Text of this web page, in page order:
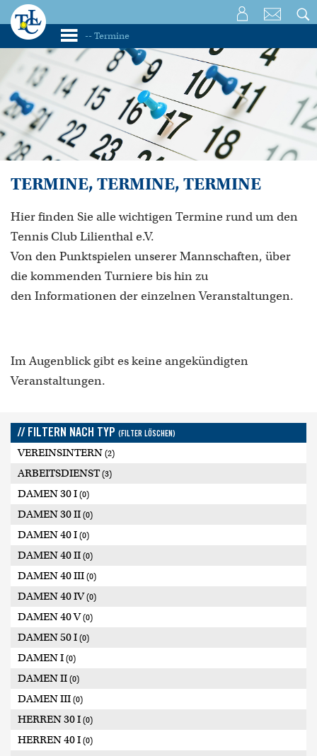
TERMINE, TERMINE, TERMINE
Hier finden Sie alle wichtigen Termine rund um den
Tennis Club Lilienthal e.V.
Von den Punktspielen unserer Mannschaften, über
die kommenden Turniere bis hin zu
den Informationen der einzelnen Veranstaltungen.
Im Augenblick gibt es keine angekündigten
Veranstaltungen.
// FILTERN NACH TYP (FILTER LÖSCHEN)
VEREINSINTERN (2)
ARBEITSDIENST(3)
DAMEN 30 I (0)
DAMEN 30 II (0)
DAMEN 40 I (0)
DAMEN 40 II (0)
DAMEN 40 III (0)
DAMEN 40 IV(0)
DAMEN 40 V(0)
DAMEN 50 I (0)
DAMEN I (0)
DAMEN II (0)
DAMEN III (0)
HERREN 30 I (0)
HERREN 40 I (0)